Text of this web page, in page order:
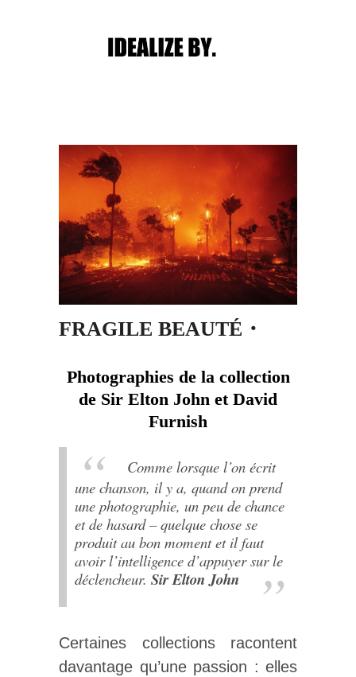
Post navigation
FRAGILE BEAUTÉ・
Photographies de la collection
de Sir Elton John et David
Furnish
Comme lorsque l’on écrit
une chanson, il y a, quand on prend
une photographie, un peu de chance
et de hasard – quelque chose se
produit au bon moment et il faut
avoir l’intelligence d’appuyer sur le
déclencheur. Sir Elton John
Certaines collections racontent
davantage qu’une passion : elles